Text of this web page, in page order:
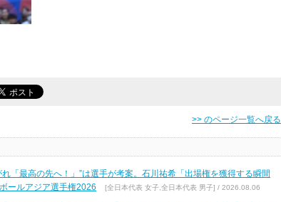
>> のページ一覧へ戻る
「最高の先へ！」”は選手が考案。石川祐希「出場権を獲得する瞬間
ールアジア選手権2026
[全日本代表 女子,全日本代表 男子] / 2026.08.06